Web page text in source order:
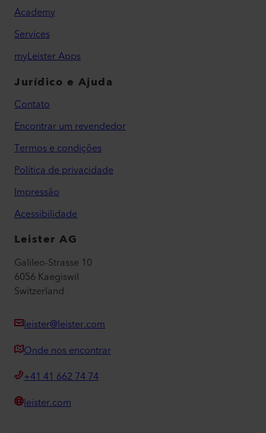
Academy
Services
myLeister Apps
Jurídico e Ajuda
Contato
Encontrar um revendedor
Termos e condições
Política de privacidade
Impressão
Acessibilidade
Leister AG
Galileo-Strasse 10
6056 Kaegiswil
Switzerland
leister@leister.com
Onde nos encontrar
+41 41 662 74 74
leister.com